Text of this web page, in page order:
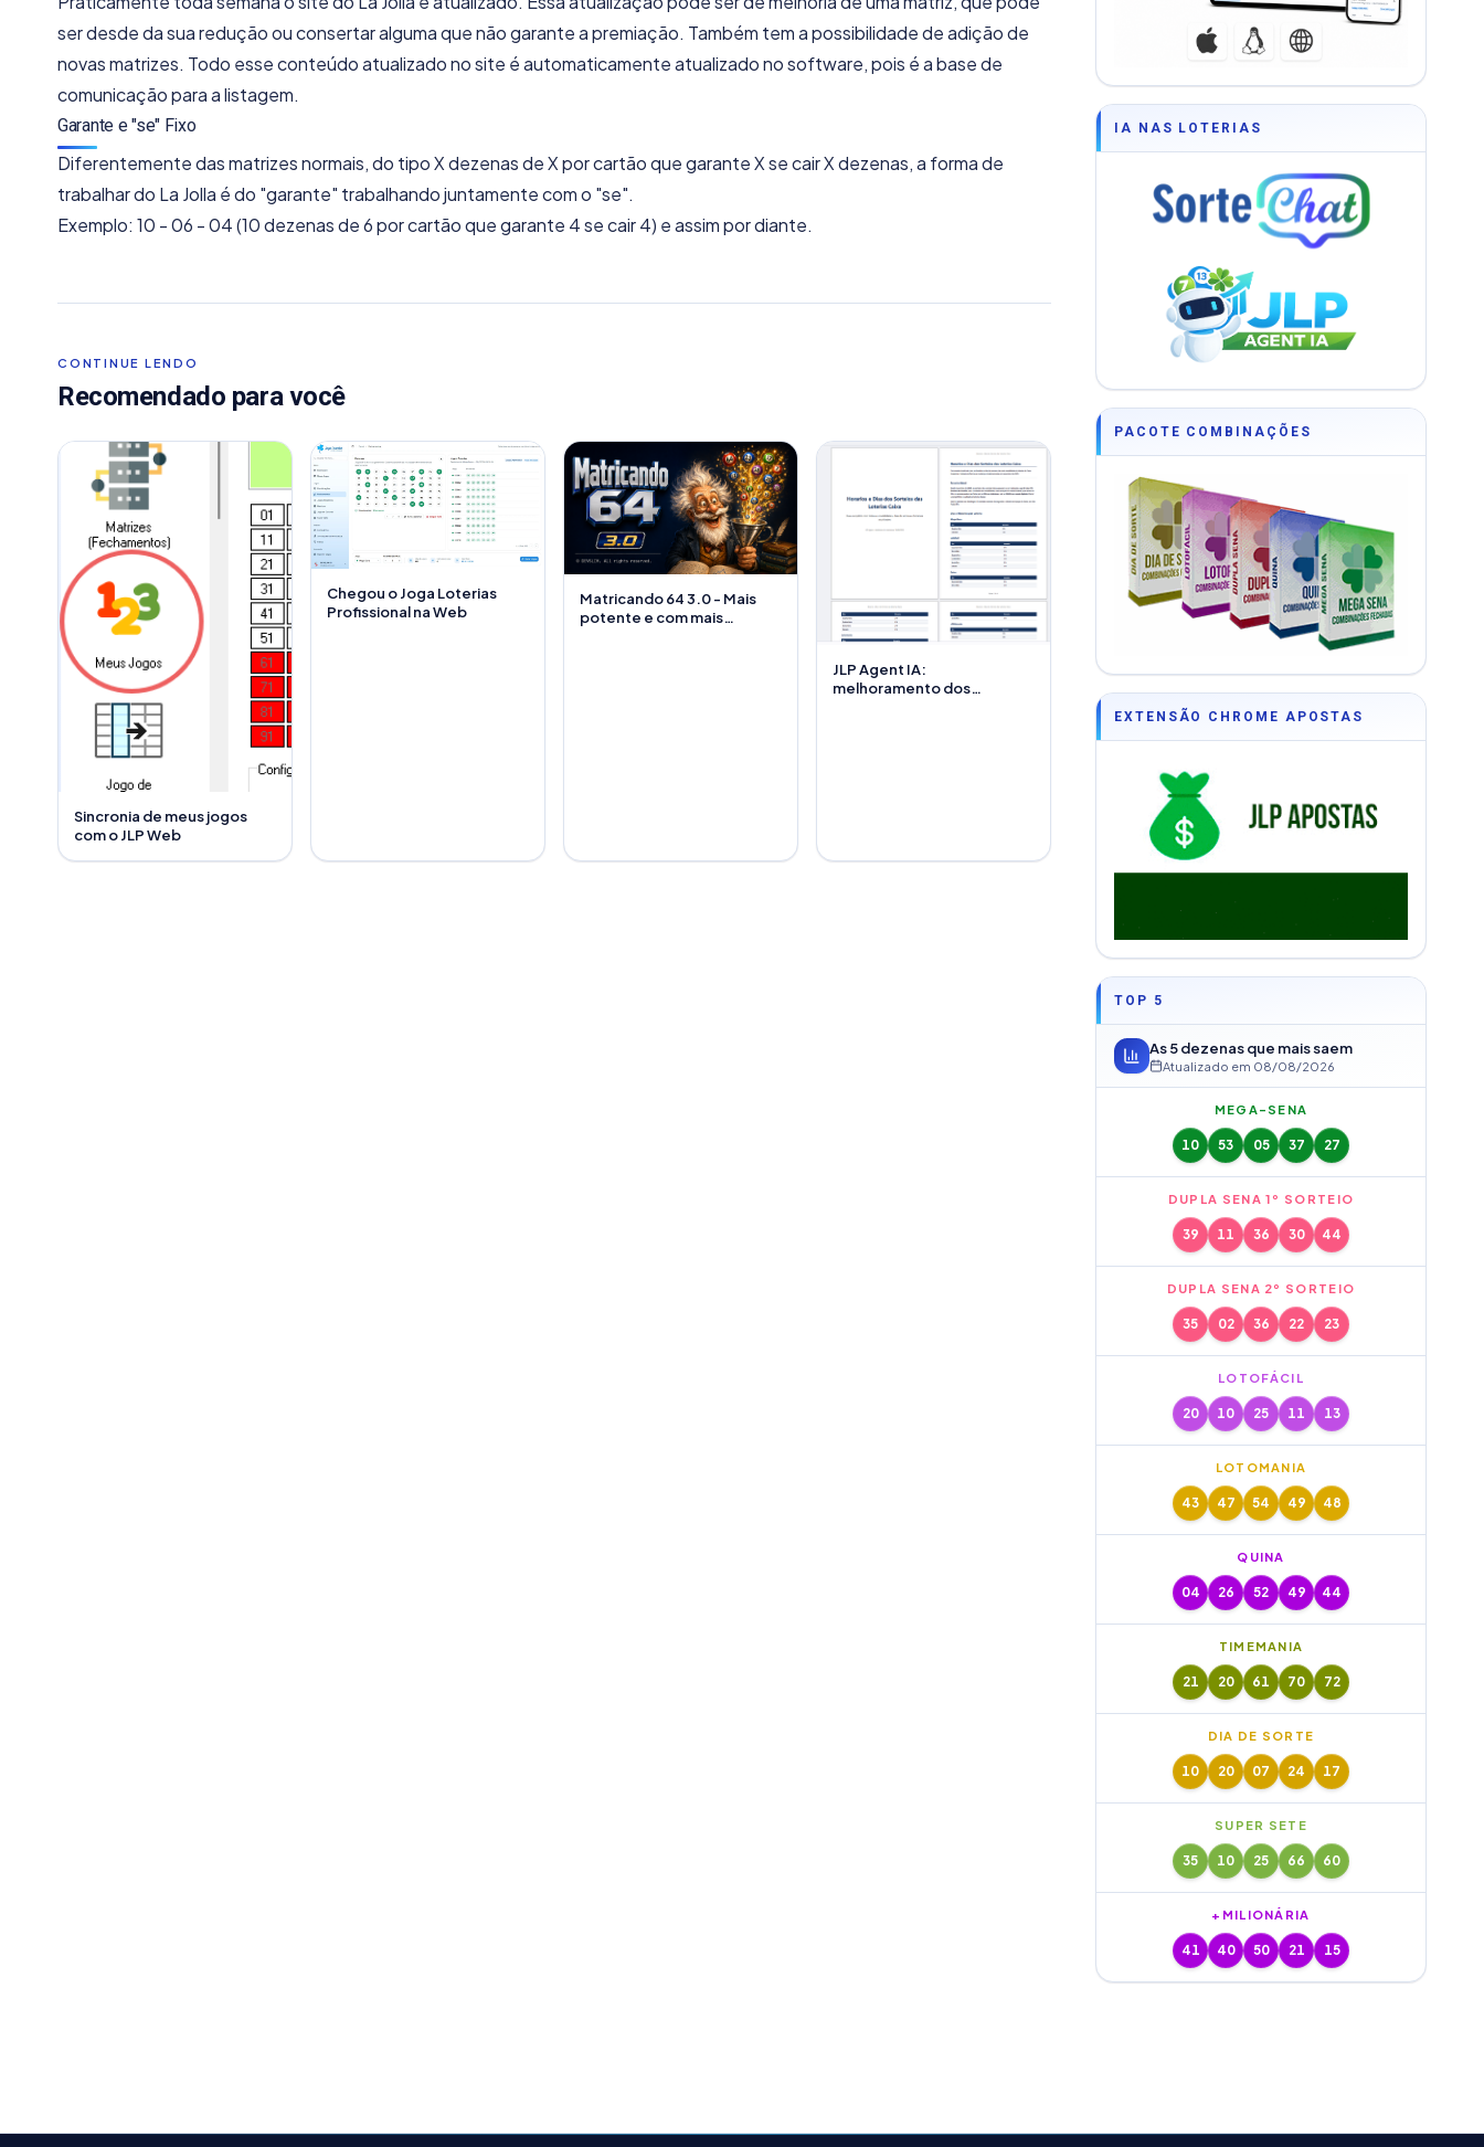
ser desde da sua redução ou consertar alguma que não garante a premiação. Também tem a possibilidade de adição de
novas matrizes. Todo esse conteúdo atualizado no site é automaticamente atualizado no software, pois é a base de
comunicação para a listagem.
Garante e "se" Fixo
Diferentemente das matrizes normais, do tipo X dezenas de X por cartão que garante X se cair X dezenas, a forma de
trabalhar do La Jolla é do "garante" trabalhando juntamente com o "se".
Exemplo: 10 - 06 - 04 (10 dezenas de 6 por cartão que garante 4 se cair 4) e assim por diante.
CONTINUE LENDO
Recomendado para você
Sincronia de meus jogos
com o JLP Web
Chegou o Joga Loterias
Profissional na Web
Matricando 64 3.0 - Mais
potente e com mais
JLP Agent IA:
melhoramento dos
IA NAS LOTERIAS
PACOTE COMBINAÇÕES
EXTENSÃO CHROME APOSTAS
TOP 5
As 5 dezenas que mais saem
Atualizado em 08/08/2026
MEGA-SENA
10 53 05 37 27
DUPLA SENA 1º SORTEIO
39 11 36 30 44
DUPLA SENA 2º SORTEIO
35 02 36 22 23
LOTOFÁCIL
20 10 25 11 13
LOTOMANIA
43 47 54 49 48
QUINA
04 26 52 49 44
TIMEMANIA
21 20 61 70 72
DIA DE SORTE
10 20 07 24 17
SUPER SETE
35 10 25 66 60
+MILIONÁRIA
41 40 50 21 15